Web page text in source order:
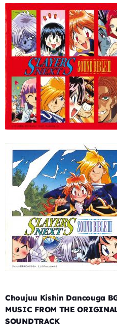
Choujuu Kishin Dancouga
MUSIC FROM THE
SOUNDTRACK